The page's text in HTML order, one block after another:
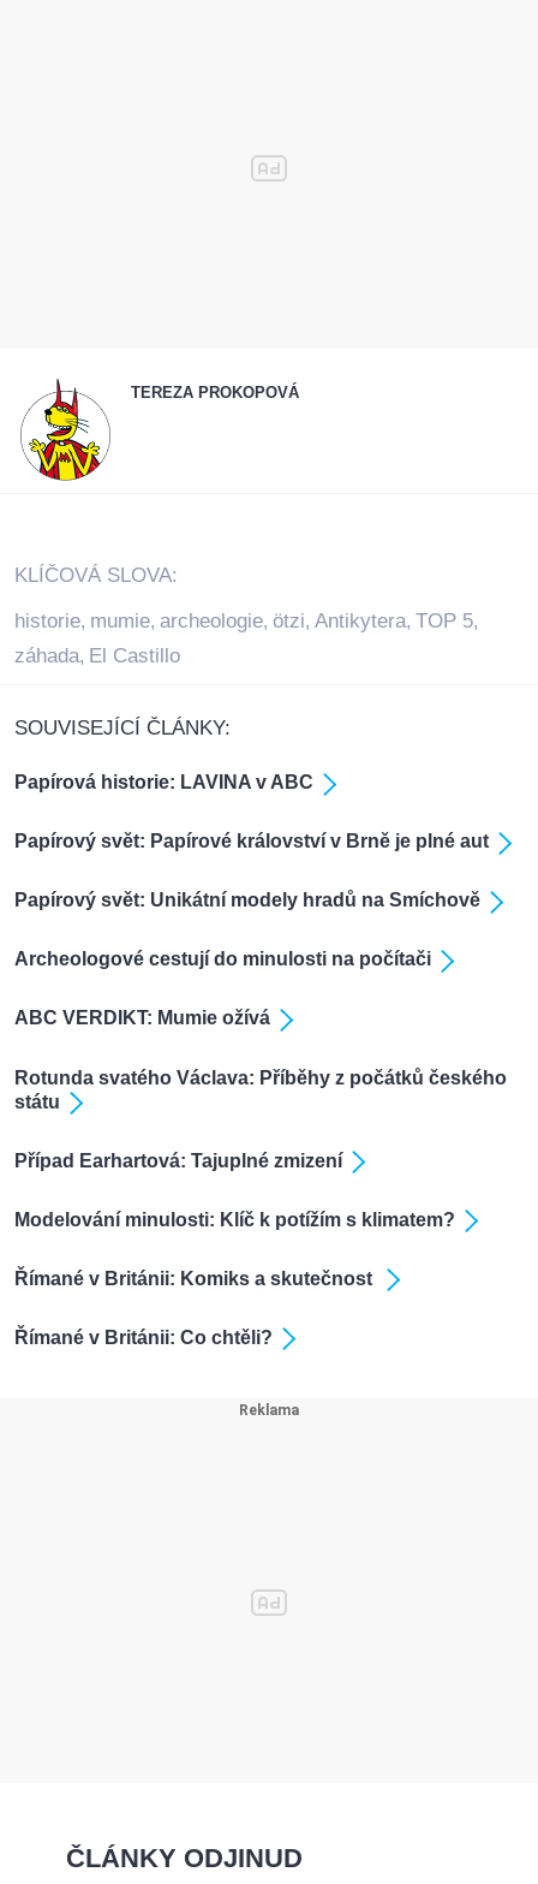
TEREZA PROKOPOVÁ
KLÍČOVÁ SLOVA:
historie, mumie, archeologie, ötzi, Antikytera, TOP 5,
záhada, El Castillo
SOUVISEJÍCÍ ČLÁNKY:
Papírová historie: LAVINA v ABC
Papírový svět: Papírové království v Brně je plné aut
Papírový svět: Unikátní modely hradů na Smíchově
Archeologové cestují do minulosti na počítači
ABC VERDIKT: Mumie ožívá
Rotunda svatého Václava: Příběhy z počátků českého
státu
Případ Earhartová: Tajuplné zmizení
Modelování minulosti: Klíč k potížím s klimatem?
Římané v Británii: Komiks a skutečnost
Římané v Británii: Co chtěli?
ČLÁNKY ODJINUD